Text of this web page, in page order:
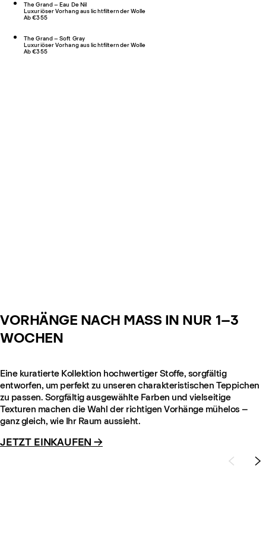
The Grand – Eau De Nil
Luxuriöser Vorhang aus lichtfilternder Wolle
Ab €355
The Grand – Soft Gray
Luxuriöser Vorhang aus lichtfilternder Wolle
Ab €355
VORHÄNGE NACH MASS IN NUR 1–3
WOCHEN
Eine kuratierte Kollektion hochwertiger Stoffe, sorgfältig
entworfen, um perfekt zu unseren charakteristischen Teppichen
zu passen. Sorgfältig ausgewählte Farben und vielseitige
Texturen machen die Wahl der richtigen Vorhänge mühelos –
ganz gleich, wie Ihr Raum aussieht.
JETZT EINKAUFEN →